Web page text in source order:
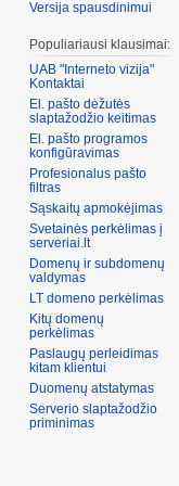
Versija spausdinimui
Populiariausi klausimai:
UAB "Interneto vizija"
Kontaktai
El. pašto dėžutės
slaptažodžio keitimas
El. pašto programos
konfigūravimas
Profesionalus pašto
filtras
Sąskaitų apmokėjimas
Svetainės perkėlimas į
serveriai.lt‏‎
Domenų ir subdomenų
valdymas
LT domeno perkėlimas
Kitų domenų
perkėlimas
Paslaugų perleidimas
Duomenų atstatymas
Serverio slaptažodžio
priminimas